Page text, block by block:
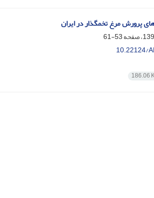
پرورش مرغ تخمگذار در ایران
53-61
10.22124/
186.06